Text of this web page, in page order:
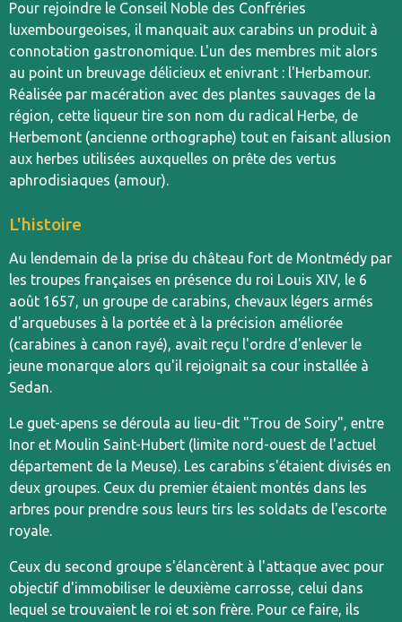
Pour rejoindre le Conseil Noble des Confréries
luxembourgeoises, il manquait aux carabins un produit à
connotation gastronomique. L'un des membres mit alors
au point un breuvage délicieux et enivrant : l'Herbamour.
Réalisée par macération avec des plantes sauvages de la
région, cette liqueur tire son nom du radical Herbe, de
Herbemont (ancienne orthographe) tout en faisant allusion
aux herbes utilisées auxquelles on prête des vertus
aphrodisiaques (amour).
L'histoire
Au lendemain de la prise du château fort de Montmédy par
les troupes françaises en présence du roi Louis XIV, le 6
août 1657, un groupe de carabins, chevaux légers armés
d'arquebuses à la portée et à la précision améliorée
(carabines à canon rayé), avait reçu l'ordre d'enlever le
jeune monarque alors qu'il rejoignait sa cour installée à
Sedan.
Le guet-apens se déroula au lieu-dit "Trou de Soiry", entre
Inor et Moulin Saint-Hubert (limite nord-ouest de l'actuel
département de la Meuse). Les carabins s'étaient divisés en
deux groupes. Ceux du premier étaient montés dans les
arbres pour prendre sous leurs tirs les soldats de l'escorte
royale.
Ceux du second groupe s'élancèrent à l'attaque avec pour
objectif d'immobiliser le deuxième carrosse, celui dans
lequel se trouvaient le roi et son frère. Pour ce faire, ils